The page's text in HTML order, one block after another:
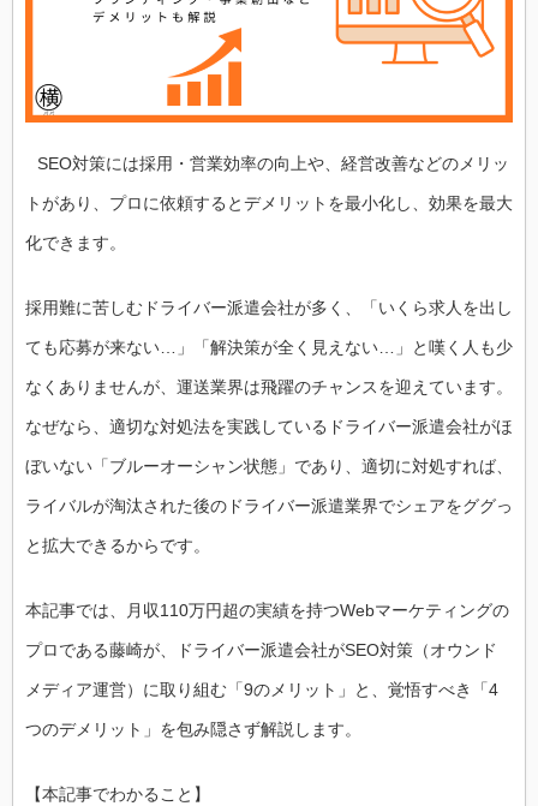
SEO対策には採用・営業効率の向上や、経営改善などのメリッ
トがあり、プロに依頼するとデメリットを最小化し、効果を最大
化できます。
採用難に苦しむドライバー派遣会社が多く、「いくら求人を出し
ても応募が来ない…」「解決策が全く見えない…」と嘆く人も少
なくありませんが、運送業界は飛躍のチャンスを迎えています。
なぜなら、適切な対処法を実践しているドライバー派遣会社がほ
ぼいない「ブルーオーシャン状態」であり、適切に対処すれば、
ライバルが淘汰された後のドライバー派遣業界でシェアをググっ
と拡大できるからです。
本記事では、月収110万円超の実績を持つWebマーケティングの
プロである藤崎が、ドライバー派遣会社がSEO対策（オウンド
メディア運営）に取り組む「9のメリット」と、覚悟すべき「4
つのデメリット」を包み隠さず解説します。
【本記事でわかること】